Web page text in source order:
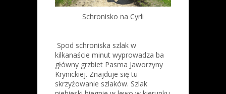
Schronisko na Cyrli
Spod schroniska szlak w
kilkanaście minut wyprowadza ba
główny grzbiet Pasma Jaworzyny
Krynickiej. Znajduje się tu
skrzyżowanie szlaków. Szlak